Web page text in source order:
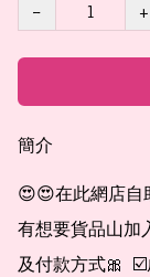
−
+
簡介
😍😍在此網店自
有想要貨品山加入
及付款方式🎀  ☑️